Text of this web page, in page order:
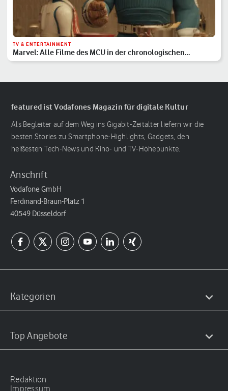
TV & ENTERTAINMENT
Marvel: Alle Filme des MCU in der chronologischen
Reihenfolge
featured ist Vodafones Magazin für digitale Kultur
Als Begleiter auf dem Weg ins Gigabit-Zeitalter liefern wir die
besten Stories zu Smartphone-Highlights, Gadgets, den
heißesten Tech-News und Kino- und TV-Höhepunkte.
Anschrift
Vodafone GmbH
Ferdinand-Braun-Platz 1
40549 Düsseldorf
Kategorien
Top Angebote
Redaktion